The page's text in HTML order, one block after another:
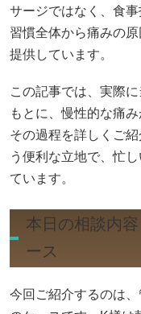
サージではなく、食
習慣全体から痛みの
提供しています。
この記事では、実際
もとに、慢性的な痛
その過程を詳しくご
う便利な立地で、忙
ています。
本日の相談内
ース
今回ご紹介するのは